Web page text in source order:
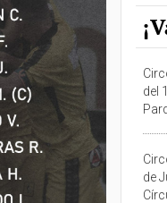
del
de